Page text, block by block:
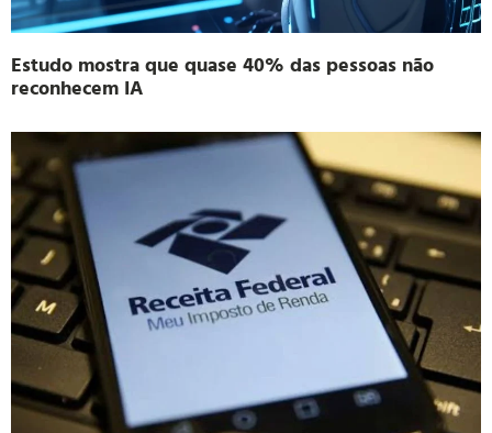
Estudo mostra que quase 40% das pessoas não
reconhecem IA